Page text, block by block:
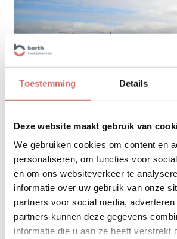
Toestemming Details
Deze website maakt gebruik van
We gebruiken cookies om content en
personaliseren, om functies voor
en om ons websiteverkeer te
informatie over uw gebruik van onze
partners voor social media,
partners kunnen deze gegevens
informatie die u aan ze heeft verstrekt